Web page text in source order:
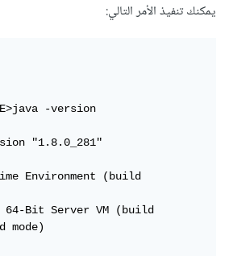
يمكنك تنفيذ الأمر التالي:
-version
Environment (build
64-Bit Server VM (build
mode)